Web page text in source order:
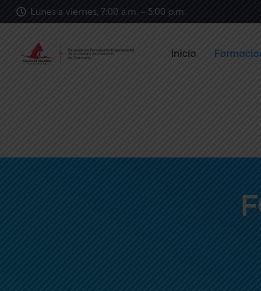
Lunes a viernes, 7:00 a.m. - 5:00 p.m.
Inicio